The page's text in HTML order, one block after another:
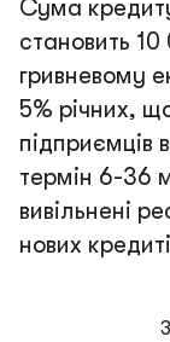
Сума
становить
гривневому
5% річних,
підприємців
термін 6-36
вивільнені
нових